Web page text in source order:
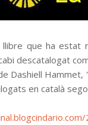
llibre que ha estat
descatalogat
Dashiell Hammet,
en català